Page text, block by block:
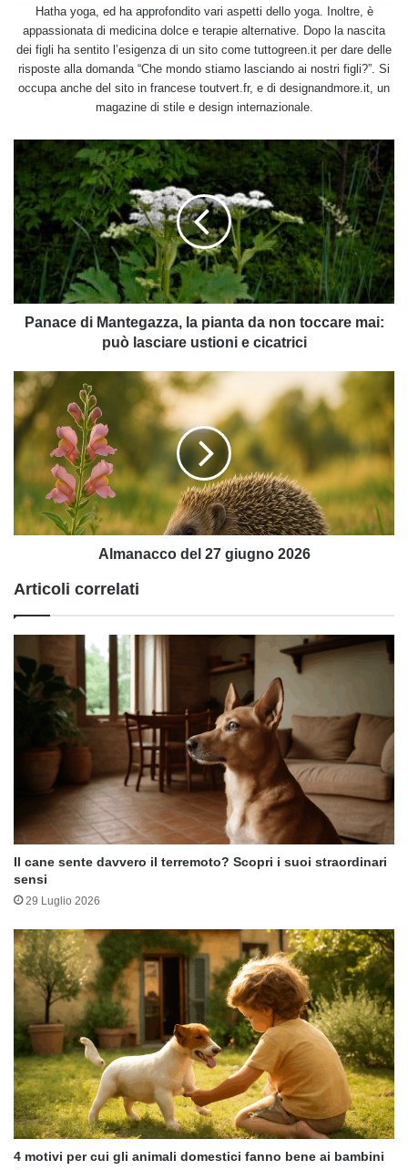
Hatha yoga, ed ha approfondito vari aspetti dello yoga. Inoltre, è
appassionata di medicina dolce e terapie alternative. Dopo la nascita
dei figli ha sentito l’esigenza di un sito come tuttogreen.it per dare delle
risposte alla domanda “Che mondo stiamo lasciando ai nostri figli?”. Si
occupa anche del sito in francese toutvert.fr, e di designandmore.it, un
magazine di stile e design internazionale.
Panace
Mantegazza,
la
pianta
da
non
toccare
mai:
può
cicatrici
Panace di Mantegazza, la pianta da non toccare mai:
può lasciare ustioni e cicatrici
Almanacco
del
27
giugno
2026
Almanacco del 27 giugno 2026
Articoli correlati
Il cane sente davvero il terremoto? Scopri i suoi straordinari
sensi
29 Luglio 2026
4 motivi per cui gli animali domestici fanno bene ai bambini